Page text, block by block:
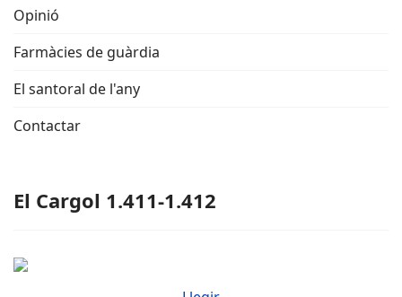
Opinió
Farmàcies de guàrdia
El santoral de l'any
Contactar
El Cargol 1.411-1.412